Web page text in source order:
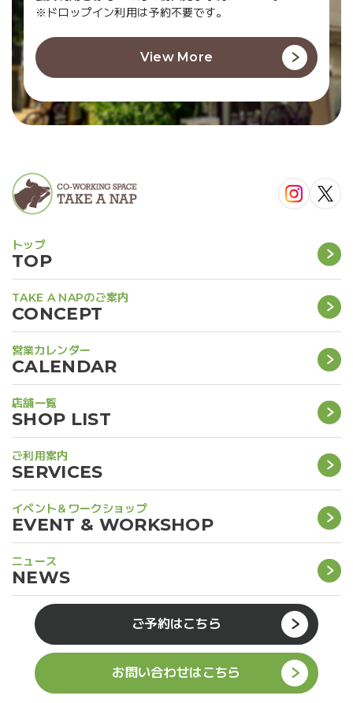
※ドロップイン利用は予約不要です。
View More
TOP
トップ
CONCEPT
TAKE A NAPのご案内
CALENDAR
営業カレンダー
SHOP LIST
店舗一覧
SERVICES
ご利用案内
EVENT & WORKSHOP
イベント＆ワークショップ
NEWS
ニュース
ご予約はこちら
お問い合わせはこちら